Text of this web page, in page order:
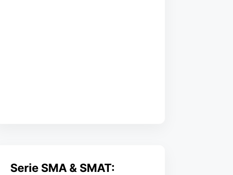
Serie SMA & SMAT: